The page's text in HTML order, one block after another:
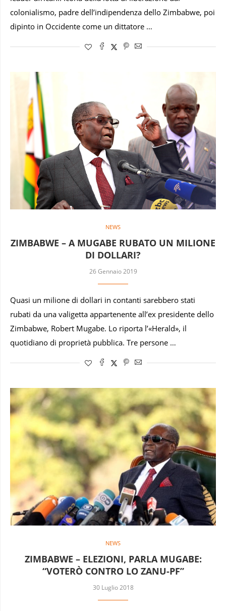
colonialismo, padre dell’indipendenza dello Zimbabwe, poi
dipinto in Occidente come un dittatore …
NEWS
ZIMBABWE – A MUGABE RUBATO UN MILIONE
DI DOLLARI?
26 Gennaio 2019
Quasi un milione di dollari in contanti sarebbero stati
rubati da una valigetta appartenente all’ex presidente dello
Zimbabwe, Robert Mugabe. Lo riporta l’«Herald», il
quotidiano di proprietà pubblica. Tre persone …
NEWS
ZIMBABWE – ELEZIONI, PARLA MUGABE:
“VOTERÒ CONTRO LO ZANU-PF”
30 Luglio 2018